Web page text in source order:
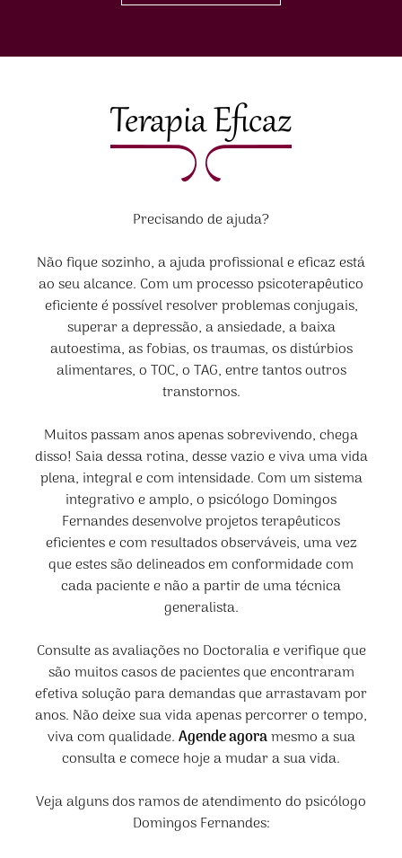
Terapia Eficaz
Precisando de ajuda?
Não fique sozinho, a ajuda profissional e eficaz está
ao seu alcance. Com um processo psicoterapêutico
eficiente é possível resolver problemas conjugais,
superar a depressão, a ansiedade, a baixa
autoestima, as fobias, os traumas, os distúrbios
alimentares, o TOC, o TAG, entre tantos outros
transtornos.
Muitos passam anos apenas sobrevivendo, chega
disso! Saia dessa rotina, desse vazio e viva uma vida
plena, integral e com intensidade. Com um sistema
integrativo e amplo, o psicólogo Domingos
Fernandes desenvolve projetos terapêuticos
eficientes e com resultados observáveis, uma vez
que estes são delineados em conformidade com
cada paciente e não a partir de uma técnica
generalista.
Consulte as avaliações no Doctoralia e verifique que
são muitos casos de pacientes que encontraram
efetiva solução para demandas que arrastavam por
anos. Não deixe sua vida apenas percorrer o tempo,
viva com qualidade.Agende agoramesmo a sua
consulta e comece hoje a mudar a sua vida.
Veja alguns dos ramos de atendimento do psicólogo
Domingos Fernandes: